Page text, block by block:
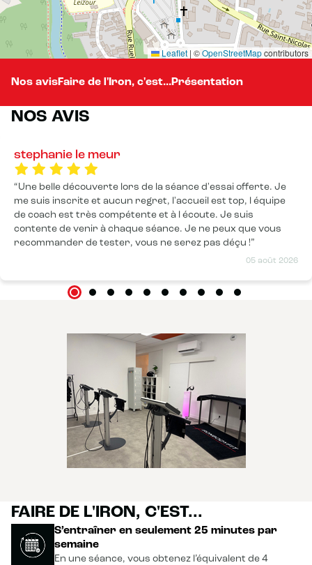
Leaflet | ©OpenStreetMapcontributors
Nos avisFaire de l'Iron, c'est...Présentation
NOS AVIS
stephanie le meur
05 août 2026
Une belle découverte lors de la séance d'essai offerte. Je
me suis inscrite et aucun regret, l'accueil est top, l équipe
de coach est très compétente et à l écoute. Je suis
contente de venir à chaque séance. Je ne peux que vous
recommander de tester, vous ne serez pas déçu !
FAIRE DE L'IRON, C'EST...
S’entraîner en seulement 25 minutes par
semaine
En une séance, vous obtenez l’équivalent de 4